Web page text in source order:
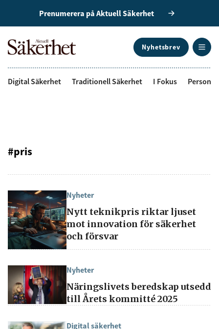
Prenumerera på Aktuell Säkerhet
Nyhetsbrev
Digital Säkerhet Traditionell Säkerhet I Fokus
#pris
Nyheter
Nytt teknikpris riktar ljuset
mot innovation för säkerhet
och försvar
Nyheter
Näringslivets beredskap utsedd
till Årets kommitté 2025
Digital säkerhet